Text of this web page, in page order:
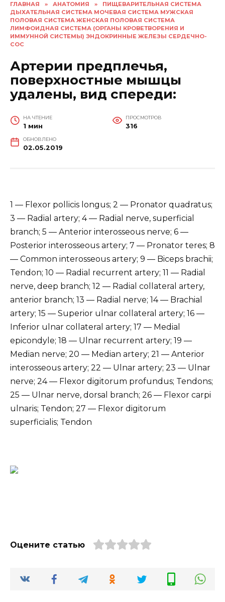
ГЛАВНАЯ » АНАТОМИЯ »
ПИЩЕВАРИТЕЛЬНАЯ СИСТЕМА
ДЫХАТЕЛЬНАЯ СИСТЕМА МОЧЕВАЯ СИСТЕМА МУЖСКАЯ
ПОЛОВАЯ СИСТЕМА ЖЕНСКАЯ ПОЛОВАЯ СИСТЕМА
ЛИМФОИДНАЯ СИСТЕМА (ОРГАНЫ КРОВЕТВОРЕНИЯ И
ИММУННОЙ СИСТЕМЫ) ЭНДОКРИННЫЕ ЖЕЛЕЗЫ СЕРДЕЧНО-
СОС
Артерии предплечья,
поверхностные мышцы
удалены, вид спереди:
НА ЧТЕНИЕ
1 мин
ПРОСМОТРОВ
316
ОБНОВЛЕНО
02.05.2019
1 — Flexor pollicis longus; 2 — Pronator quadratus;
3 — Radial artery; 4 — Radial nerve, superficial
branch; 5 — Anterior interosseous nerve; 6 —
Posterior interosseous artery; 7 — Pronator teres; 8
— Common interosseous artery; 9 — Biceps brachii;
Tendon; 10 — Radial recurrent artery; 11 — Radial
nerve, deep branch; 12 — Radial collateral artery,
anterior branch; 13 — Radial nerve; 14 — Brachial
artery; 15 — Superior ulnar collateral artery; 16 —
Inferior ulnar collateral artery; 17 — Medial
epicondyle; 18 — Ulnar recurrent artery; 19 —
Median nerve; 20 — Median artery; 21 — Anterior
interosseous artery; 22 — Ulnar artery; 23 — Ulnar
nerve; 24 — Flexor digitorum profundus; Tendons;
25 — Ulnar nerve, dorsal branch; 26 — Flexor carpi
ulnaris; Tendon; 27 — Flexor digitorum
superficialis; Tendon
Оцените статью